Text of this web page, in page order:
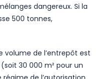
dangereux. Si la
500 tonnes,
volume de l’entrepôt est
30 000 m² pour un